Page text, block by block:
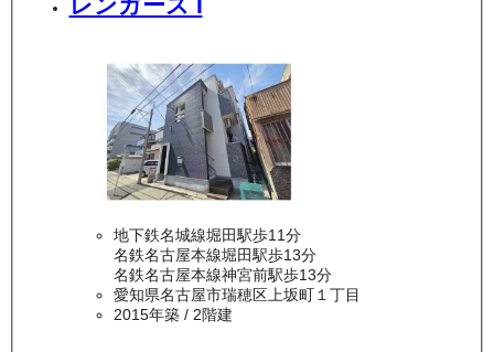
レンガース I
地下鉄名城線堀田駅歩11分
名鉄名古屋本線堀田駅歩13分
名鉄名古屋本線神宮前駅歩13分
愛知県名古屋市瑞穂区上坂町１丁目
2015年築/ 2階建